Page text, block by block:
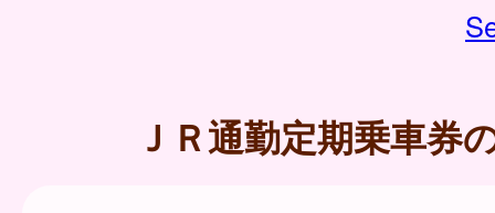
ＪＲ通勤定期乗車券